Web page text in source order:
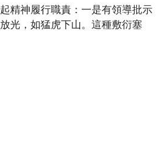
精神履行職責：一是有領導批示
光，如猛虎下山。這種敷衍塞